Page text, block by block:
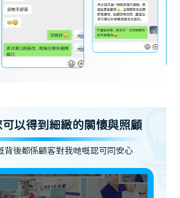
以得到細緻的關懷與照顧
背後都係顧客對我哋嘅認可同安心